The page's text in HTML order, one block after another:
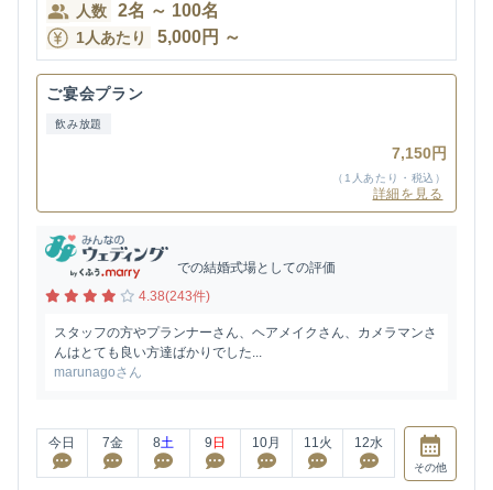
人数 2名 ～ 100名
1人あたり 5,000円 ～
ご宴会プラン
飲み放題
7,150円
（1人あたり・税込）
詳細を見る
での結婚式場としての評価
4.38(243件)
スタッフの方やプランナーさん、ヘアメイクさん、カメラマンさ
んはとても良い方達ばかりでした...
marunagoさん
今日 7金 8土 9 日 10月 11火 12水
その他